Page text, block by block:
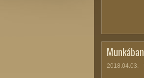
Munkában
2018.04.03.